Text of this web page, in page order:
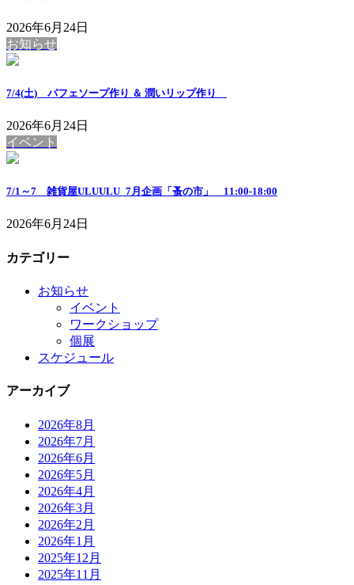
2026年6月24日
お知らせ
7/4(土) パフェソープ作り ＆ 潤いリップ作り
2026年6月24日
イベント
7/1～7 雑貨屋ULUULU_7月企画「蚤の市」 11:00-18:00
2026年6月24日
カテゴリー
お知らせ
イベント
ワークショップ
個展
スケジュール
アーカイブ
2026年8月
2026年7月
2026年6月
2026年5月
2026年4月
2026年3月
2026年2月
2026年1月
2025年12月
2025年11月